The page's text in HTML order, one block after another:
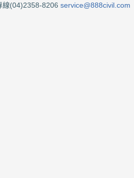
線(04)2358-8206 service@888civil.com